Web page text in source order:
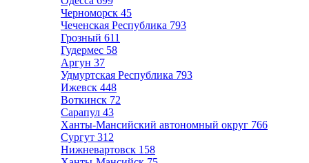
Черноморск 45
Чеченская Республика 793
Грозный 611
Гудермес 58
Аргун 37
Удмуртская Республика 793
Ижевск 448
Воткинск 72
Сарапул 43
Ханты-Мансийский автономный округ 766
Сургут 312
Нижневартовск 158